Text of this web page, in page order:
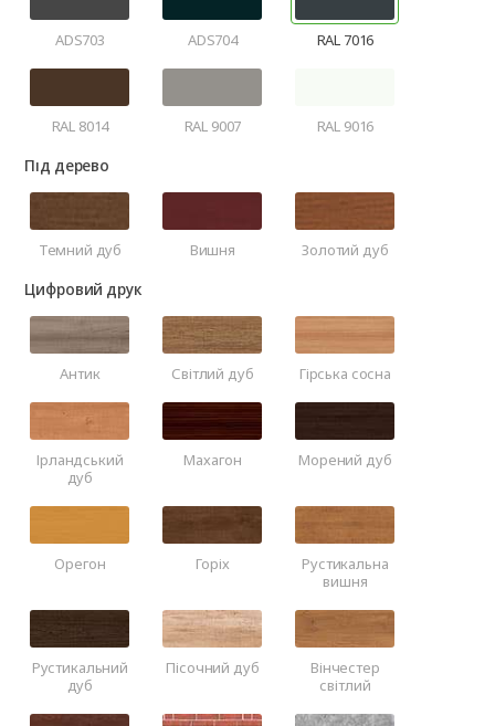
ADS703 ADS704 RAL 7016
RAL 8014 RAL 9007 RAL 9016
Під дерево
Темний дуб Вишня Золотий дуб
Цифровий друк
Антик Світлий дуб Гірська сосна
Ірландський
дуб
Махагон Морений дуб
Орегон Горіх
Рустикальна
вишня
Рустикальний
дуб
Пісочний дуб
Вінчестер
світлий